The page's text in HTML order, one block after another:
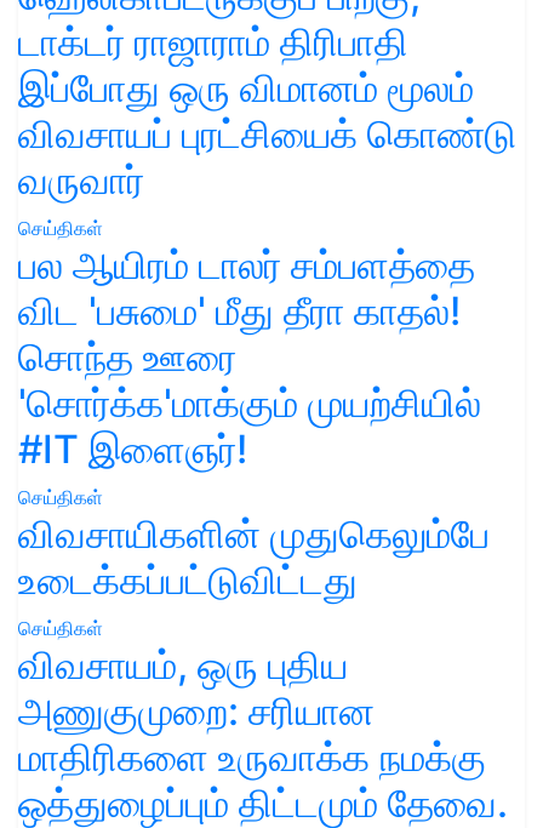
டாக்டர் ராஜாராம் திரிபாதி
இப்போது ஒரு விமானம் மூலம்
விவசாயப் புரட்சியைக் கொண்டு
வருவார்
செய்திகள்
பல ஆயிரம் டாலர் சம்பளத்தை
விட 'பசுமை' மீது தீரா காதல்!
சொந்த ஊரை
'சொர்க்க'மாக்கும் முயற்சியில்
#IT இளைஞர்!
செய்திகள்
விவசாயிகளின் முதுகெலும்பே
உடைக்கப்பட்டுவிட்டது
செய்திகள்
விவசாயம், ஒரு புதிய
அணுகுமுறை: சரியான
மாதிரிகளை உருவாக்க நமக்கு
ஒத்துழைப்பும் திட்டமும் தேவை.